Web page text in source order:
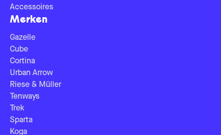
Accessoires
Merken
Gazelle
Cube
Cortina
Urban Arrow
Riese & Müller
Tenways
Trek
Sparta
Koga